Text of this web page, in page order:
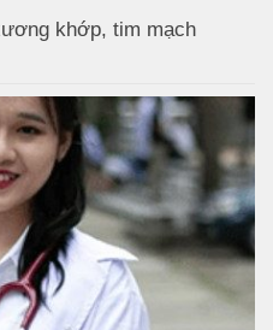
khớp, tim mạch